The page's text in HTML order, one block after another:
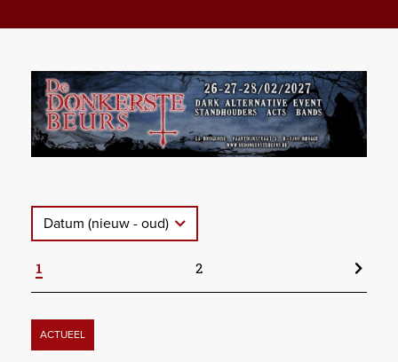
Datum (nieuw - oud)
1 2
ACTUEEL